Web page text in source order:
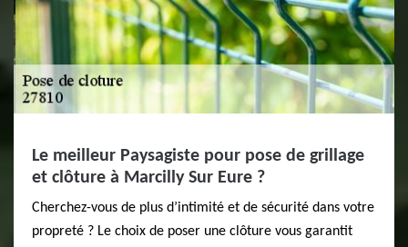
Le meilleur Paysagiste pour pose de grillage
et clôture à Marcilly Sur Eure ?
Cherchez-vous de plus d’intimité et de sécurité dans votre
propreté ? Le choix de poser une clôture vous garantit